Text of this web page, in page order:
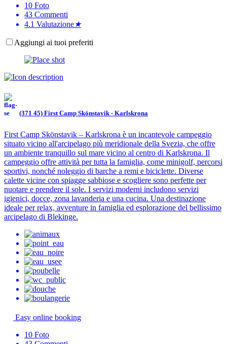
10 Foto
43 Commenti
4.1 Valutazione★
Aggiungi ai tuoi preferiti
(371 45) First Camp Skönstavik - Karlskrona
First Camp Skönstavik – Karlskrona è un incantevole campeggio
situato vicino all'arcipelago più meridionale della Svezia, che offre
un ambiente tranquillo sul mare vicino al centro di Karlskrona. Il
campeggio offre attività per tutta la famiglia, come minigolf, percorsi
sportivi, nonché noleggio di barche a remi e biciclette. Diverse
calette vicine con spiagge sabbiose e scogliere sono perfette per
nuotare e prendere il sole. I servizi moderni includono servizi
igienici, docce, zona lavanderia e una cucina. Una destinazione
ideale per relax, avventure in famiglia ed esplorazione del bellissimo
arcipelago di Blekinge.
Easy online booking
10 Foto